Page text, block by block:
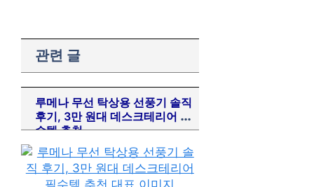
관련 글
루메나 무선 탁상용 선풍기 솔직
후기, 3만 원대 데스크테리어 필
수템 추천